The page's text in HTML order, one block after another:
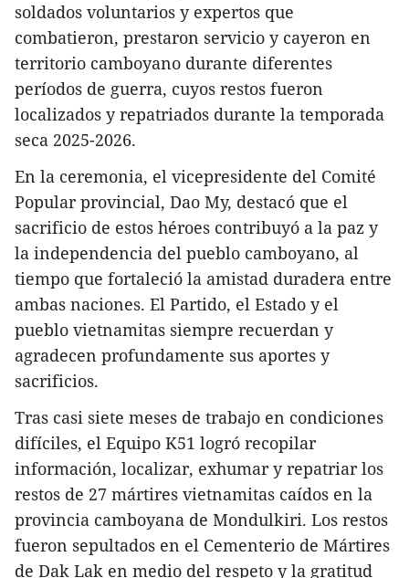
soldados voluntarios y expertos que
combatieron, prestaron servicio y cayeron en
territorio camboyano durante diferentes
períodos de guerra, cuyos restos fueron
localizados y repatriados durante la temporada
seca 2025-2026.
En la ceremonia, el vicepresidente del Comité
Popular provincial, Dao My, destacó que el
sacrificio de estos héroes contribuyó a la paz y
la independencia del pueblo camboyano, al
tiempo que fortaleció la amistad duradera entre
ambas naciones. El Partido, el Estado y el
pueblo vietnamitas siempre recuerdan y
agradecen profundamente sus aportes y
sacrificios.
Tras casi siete meses de trabajo en condiciones
difíciles, el Equipo K51 logró recopilar
información, localizar, exhumar y repatriar los
restos de 27 mártires vietnamitas caídos en la
provincia camboyana de Mondulkiri. Los restos
fueron sepultados en el Cementerio de Mártires
de Dak Lak en medio del respeto y la gratitud